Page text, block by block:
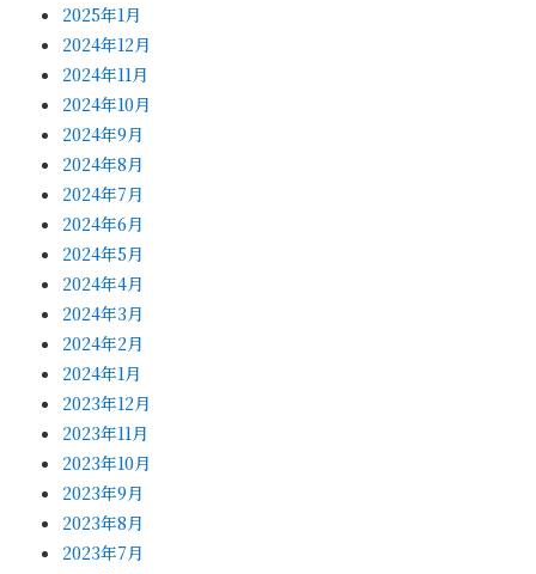
2025年1月
2024年12月
2024年11月
2024年10月
2024年9月
2024年8月
2024年7月
2024年6月
2024年5月
2024年4月
2024年3月
2024年2月
2024年1月
2023年12月
2023年11月
2023年10月
2023年9月
2023年8月
2023年7月